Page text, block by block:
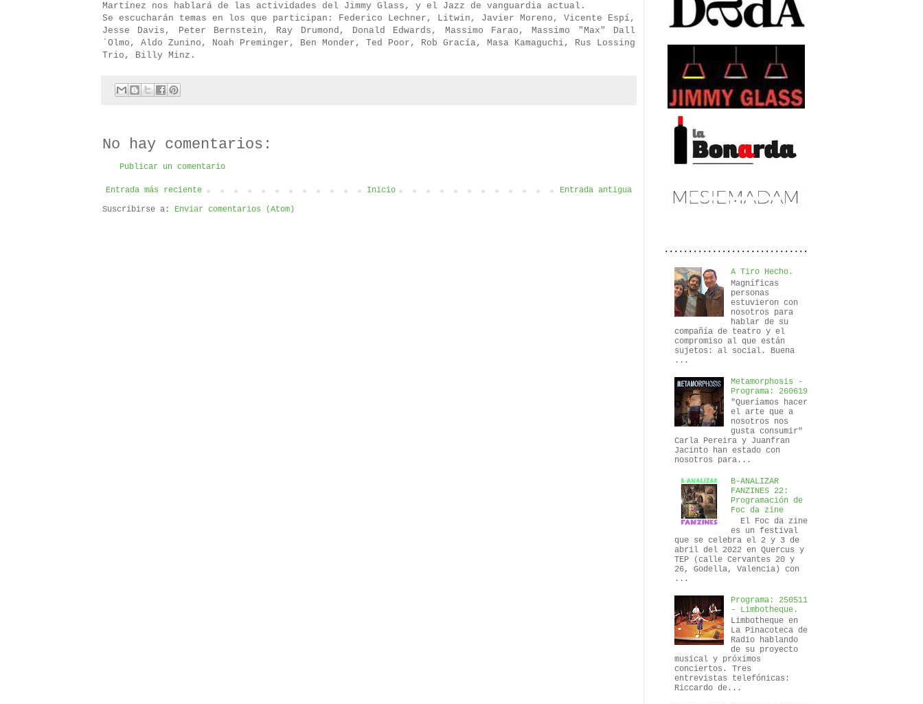
Martínez nos hablará de las actividades del Jimmy Glass, y el Jazz de vanguardia actual.
Se escucharán temas en los que participan: Federico Lechner, Litwin, Javier Moreno, Vicente Espí,
Jesse Davis, Peter Bernstein, Ray Drumond, Donald Edwards, Massimo Farao, Massimo "Max" Dall
´Olmo, Aldo Zunino, Noah Preminger, Ben Monder, Ted Poor, Rob Gracía, Masa Kamaguchi, Rus Lossing
Trio, Billy Minz.
No hay comentarios:
Publicar un comentario
Entrada más reciente Entrada antigua
Inicio
Suscribirse a: Enviar comentarios (Atom)
..............................
A Tiro Hecho.
Magníficas
personas
estuvieron con
nosotros para
hablar de su
compañía de teatro y el
compromiso al que están
sujetos: al social. Buena
...
Metamorphosis -
Programa: 260619
"Queríamos hacer
el arte que a
nosotros nos
gusta consumir"
Carla Pereira y Juanfran
Jacinto han estado con
nosotros para...
B-ANALIZAR
FANZINES 22:
Programación de
Foc da zine
El Foc da zine
es un festival
que se celebra el 2 y 3 de
abril del 2022 en Quercus y
TEP (calle Cervantes 20 y
26, Godella, Valencia) con
...
Programa: 250511
- Limbotheque.
Limbotheque en
La Pinacoteca de
Radio hablando
de su proyecto
musical y próximos
conciertos. Tres
entrevistas telefónicas:
Riccardo de...